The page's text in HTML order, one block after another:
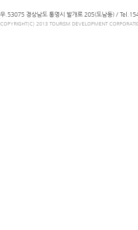
우.53075 경상남도 통영시 발개로 205(도남동) /
COPYRIGHT(C) 2013 TOURISM DEVELOPMENT